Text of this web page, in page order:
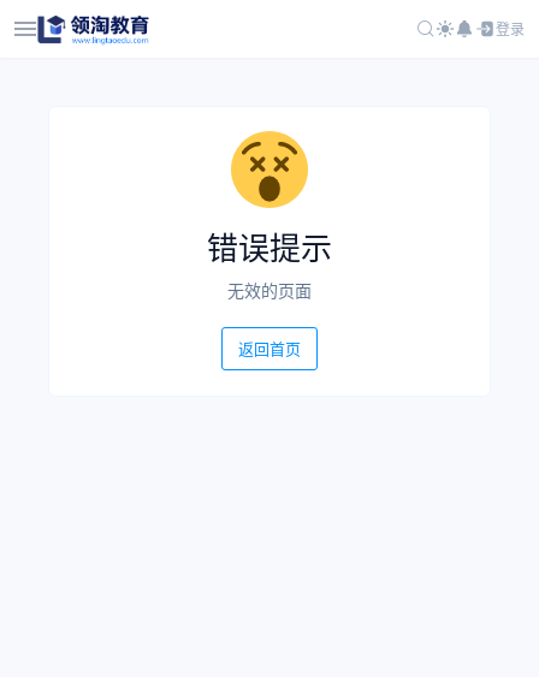
登录
错误提示
无效的页面
返回首页